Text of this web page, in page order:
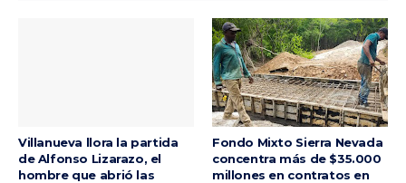
Villanueva llora la partida
de Alfonso Lizarazo, el
hombre que abrió las
Fondo Mixto Sierra Nevada
concentra más de $35.000
millones en contratos en